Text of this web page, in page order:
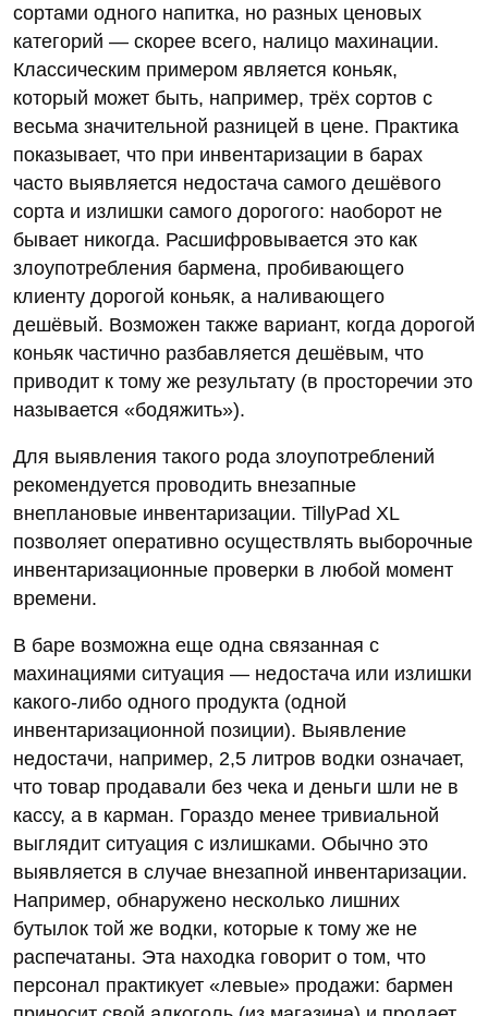
сортами одного напитка, но разных ценовых
категорий — скорее всего, налицо махинации.
Классическим примером является коньяк,
который может быть, например, трёх сортов с
весьма значительной разницей в цене. Практика
показывает, что при инвентаризации в барах
часто выявляется недостача самого дешёвого
сорта и излишки самого дорогого: наоборот не
бывает никогда. Расшифровывается это как
злоупотребления бармена, пробивающего
клиенту дорогой коньяк, а наливающего
дешёвый. Возможен также вариант, когда дорогой
коньяк частично разбавляется дешёвым, что
приводит к тому же результату (в просторечии это
называется «бодяжить»).
Для выявления такого рода злоупотреблений
рекомендуется проводить внезапные
внеплановые инвентаризации. TillyPad XL
позволяет оперативно осуществлять выборочные
инвентаризационные проверки в любой момент
времени.
В баре возможна еще одна связанная с
махинациями ситуация — недостача или излишки
какого-либо одного продукта (одной
инвентаризационной позиции). Выявление
недостачи, например, 2,5 литров водки означает,
что товар продавали без чека и деньги шли не в
кассу, а в карман. Гораздо менее тривиальной
выглядит ситуация с излишками. Обычно это
выявляется в случае внезапной инвентаризации.
Например, обнаружено несколько лишних
бутылок той же водки, которые к тому же не
распечатаны. Эта находка говорит о том, что
персонал практикует «левые» продажи: бармен